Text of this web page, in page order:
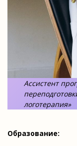
Ассистент
логотерапия»
Образование: